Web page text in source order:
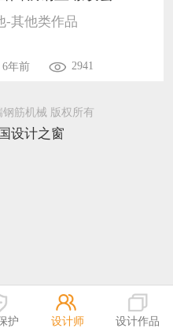
户作品已成功备案！
-其他类作品
6年前 2941
筋机械 版权所有
设计之窗
护 设计师 设计作品